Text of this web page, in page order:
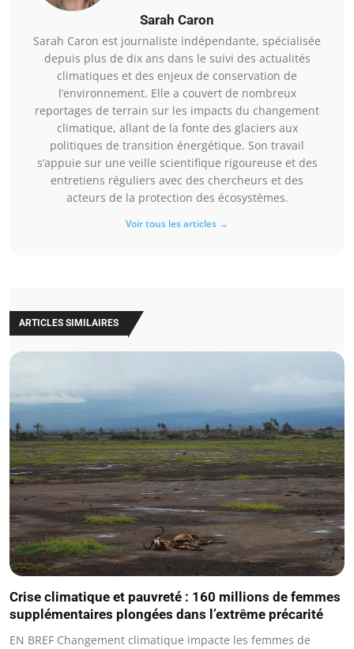
Sarah Caron
Sarah Caron est journaliste indépendante, spécialisée
depuis plus de dix ans dans le suivi des actualités
climatiques et des enjeux de conservation de
l’environnement. Elle a couvert de nombreux
reportages de terrain sur les impacts du changement
climatique, allant de la fonte des glaciers aux
politiques de transition énergétique. Son travail
s’appuie sur une veille scientifique rigoureuse et des
entretiens réguliers avec des chercheurs et des
acteurs de la protection des écosystèmes.
Voir tous les articles →
ARTICLES SIMILAIRES
Crise climatique et pauvreté : 160 millions de femmes
supplémentaires plongées dans l’extrême précarité
EN BREF Changement climatique impacte les femmes de